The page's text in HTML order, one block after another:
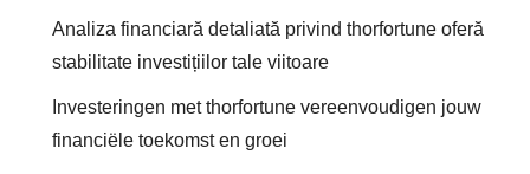
Analiza financiară detaliată privind thorfortune oferă
stabilitate investițiilor tale viitoare
Investeringen met thorfortune vereenvoudigen jouw
financiële toekomst en groei